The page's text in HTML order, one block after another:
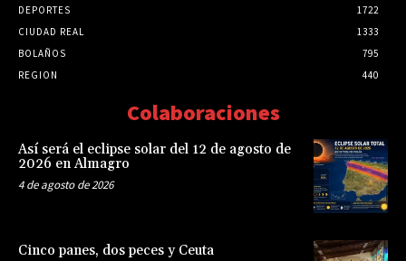
DEPORTES
1722
CIUDAD REAL
1333
BOLAÑOS
795
REGION
440
Colaboraciones
Así será el eclipse solar del 12 de agosto de
2026 en Almagro
4 de agosto de 2026
Cinco panes, dos peces y Ceuta